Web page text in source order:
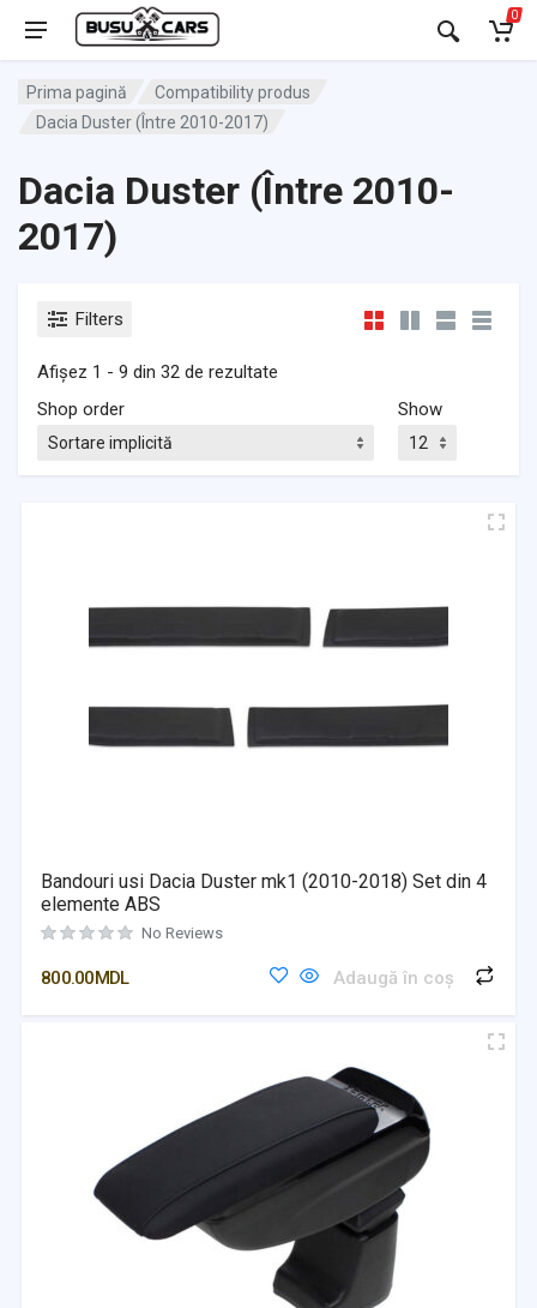
0
Prima pagină
Compatibility produs
Dacia Duster (Între 2010-2017)
Dacia Duster (Între 2010-
2017)
Filters
Afișez 1 - 9 din 32 de rezultate
Shop order
Show
Bandouri usi Dacia Duster mk1 (2010-2018) Set din 4
elemente ABS
No Reviews
800.00MDL Adaugă în coș